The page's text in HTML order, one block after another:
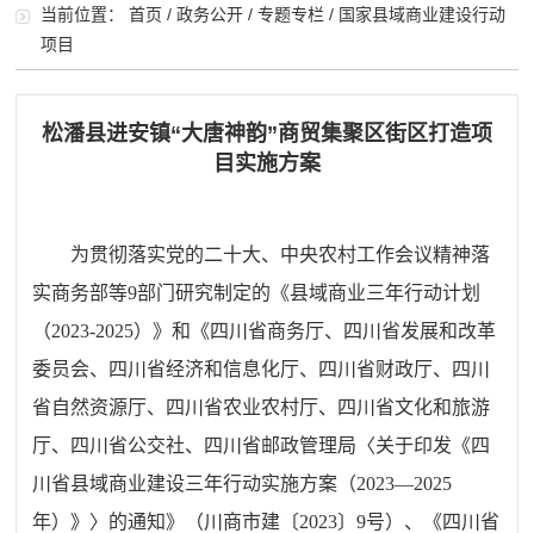
当前位置：首页 /政务公开 /专题专栏 / 国家县域商业建设行动
项目
松潘县进安镇“大唐神韵”商贸集聚区街区打造项
目实施方案
为贯彻落实党的二十大、中央农村工作会议精神落
实商务部等9部门研究制定的《县域商业三年行动计划
（2023-2025）》和《四川省商务厅、四川省发展和改革
委员会、四川省经济和信息化厅、四川省财政厅、四川
省自然资源厅、四川省农业农村厅、四川省文化和旅游
厅、四川省公交社、四川省邮政管理局〈关于印发《四
川省县域商业建设三年行动实施方案（2023—2025
年）》〉的通知》（川商市建〔2023〕9号）、《四川省